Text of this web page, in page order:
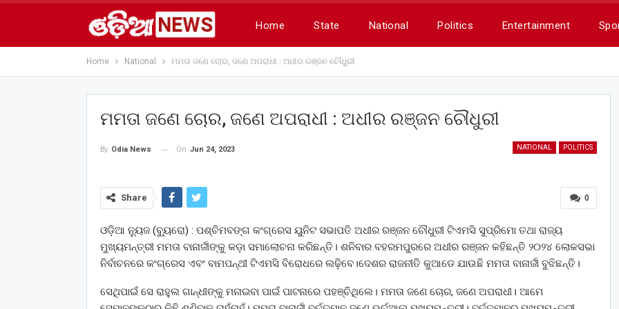
Home State National Politics Entertainment
Home National ମମତା ଜଣେ ଚୋର, ଜଣେ ଅପରାଧୀ : ଅଧୀର ରଞ୍ଜନ ଚୌଧୁରୀ
ମମତା ଜଣେ ଚୋର, ଜଣେ ଅପରାଧୀ : ଅଧୀର ରଞ୍ଜନ ଚୌଧୁରୀ
NATIONAL POLITICS
By Odia News On Jun 24, 2023
0
Share
ଓଡ଼ିଆ ନ୍ୟୁଜ (ବ୍ୟୁ୍ରୋ) : ପଶ୍ଚିମବଙ୍ଗ କଂଗ୍ରେସ ୟୁନିଟ ସଭାପତି ଅଧୀର ରଞ୍ଜନ ଚୌଧୁରୀ ଟିଏମସି ସୁପ୍ରିମୋ ତଥା ରାଜ୍ୟ
ମୁଖ୍ୟମନ୍ତ୍ରୀ ମମତା ବାନାର୍ଜୀଙ୍କୁ କଡ଼ା ସମାଲୋଚନା କରିଛନ୍ତି। ଶନିବାର ବହରମପୁରରେ ଅଧୀର ରଞ୍ଜନ କହିଛନ୍ତି ୨୦୨୪ ଲୋକସଭା
ନିର୍ବାଚନରେ କଂଗ୍ରେସ ଏବଂ ବାମପନ୍ଥୀ ଟିଏମସି ବିରୋଧରେ ଲଢ଼ିବେ।ଦେଶର ରାଜନୀତି କୁଆଡେ ଯାଉଛି ମମତା ବାନାର୍ଜୀ ବୁଝିଛନ୍ତି।
ସେଥିପାଇଁ ସେ ରାହୁଲ ଗାନ୍ଧୀଙ୍କୁ ମନାଇବା ପାଇଁ ପାଟନାରେ ପହଞ୍ଚିଥିଲେ। ମମତା ଜଣେ ଚୋର, ଜଣେ ଅପରାଧୀ। ଆମେ